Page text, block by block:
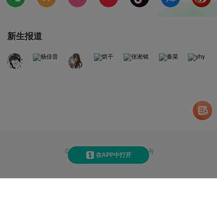
新生报道
在APP中打开
©2026 赛氪京ICP备14013810号